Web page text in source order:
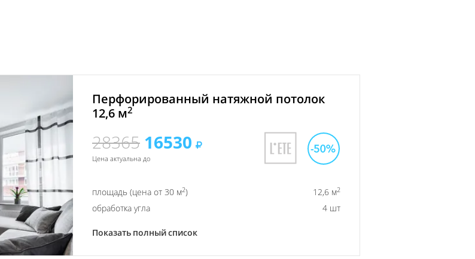
Перфорированный натяжной потолок
12,6 м2
28365 16530
Цена актуальна до
площадь (цена от 30 м2) 12,6 м2
обработка угла 4 шт
Показать полный список